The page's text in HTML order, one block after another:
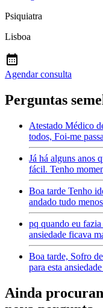
Psiquiatra
Lisboa
Agendar consulta
Perguntas
Atestado Médico
todos, Foi-me
Já há alguns anos
fácil. Tenho
Boa tarde Tenho
andado tudo
pq quando eu
ansiedade ficava
Boa tarde, Sofro
para esta
Ainda